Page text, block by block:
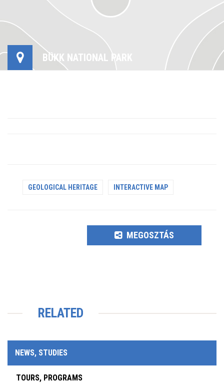
BÜKK NATIONAL PARK
GEOLOGICAL HERITAGE INTERACTIVE MAP
MEGOSZTÁS
RELATED
NEWS, STUDIES
TOURS, PROGRAMS